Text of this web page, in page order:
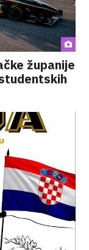
županije